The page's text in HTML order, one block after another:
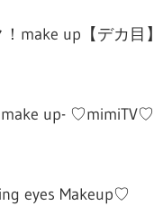
make up【デカ目】
up- ♡mimiTV♡
eyes Makeup♡